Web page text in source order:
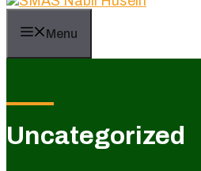
Menu
Uncategorized